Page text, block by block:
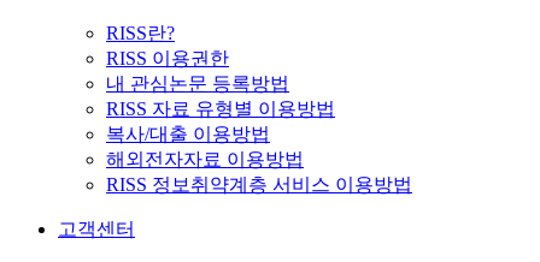
RISS란?
RISS 이용권한
내 관심논문 등록방법
RISS 자료 유형별 이용방법
복사/대출 이용방법
해외전자자료 이용방법
RISS 정보취약계층 서비스 이용방법
고객센터